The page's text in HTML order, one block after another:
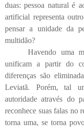
duas: pessoa natural é
artificial representa
pensar a unidade da
multidão?
Havendo uma
unificam a partir do
diferenças são
Leviatã. Porém, tal
autoridade através do
reconhece suas falas no
torna uma, se torna